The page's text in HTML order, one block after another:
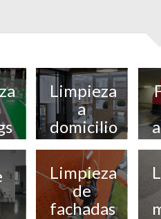
Limpieza
a
domicilio
Limpieza
de
fachadas